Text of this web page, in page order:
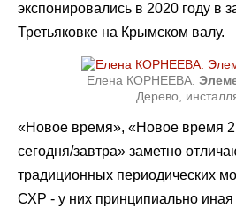
экспонировались в 2020 году в
Третьяковке на Крымском валу.
Елена КОРНЕЕВА.
Дерево,
«Новое время», «Новое время
сегодня/завтра» заметно
традиционных периодических
СХР - у них принципиально иная